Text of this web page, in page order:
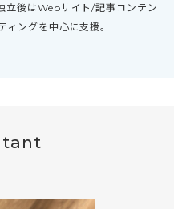
立後はWebサイト/記事コンテン
ングを中心に支援。